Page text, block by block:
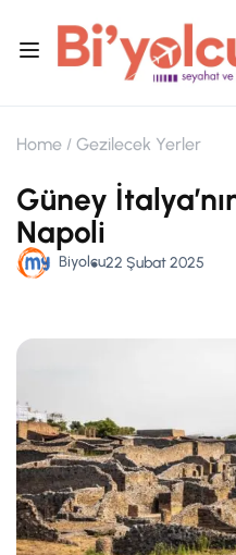
Home Gezilecek Yerler
Güney
Napoli
Biyolcu22 Şubat 2025